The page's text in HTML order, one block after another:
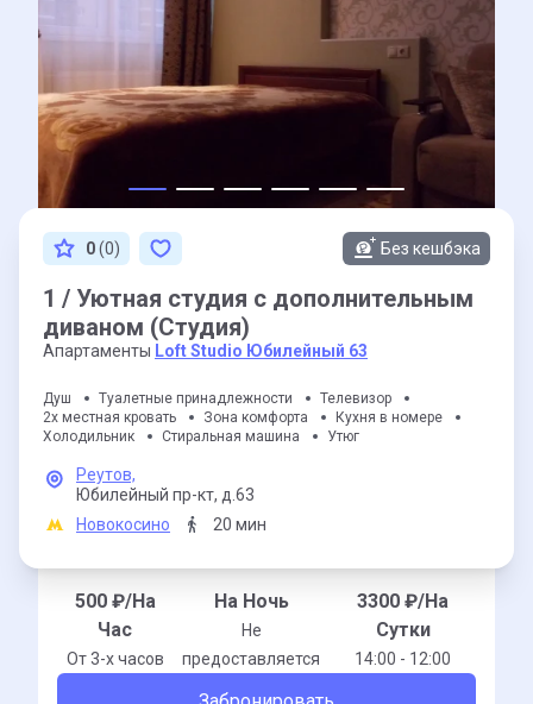
0(0) Без кешбэка
1 / Уютная студия с дополнительным
диваном (Студия)
Апартаменты Loft Studio Юбилейный 63
Душ Туалетные принадлежности
Телевизор
2х местная кровать
Зона комфорта
Кухня в номере
Холодильник
Стиральная машина Утюг
Реутов,
Юбилейный пр-кт, д.63
Новокосино
20 мин
500₽/На
Час
От 3-x часов
На Ночь
Не
предоставляется
3300 ₽/На
Сутки
14:00 - 12:00